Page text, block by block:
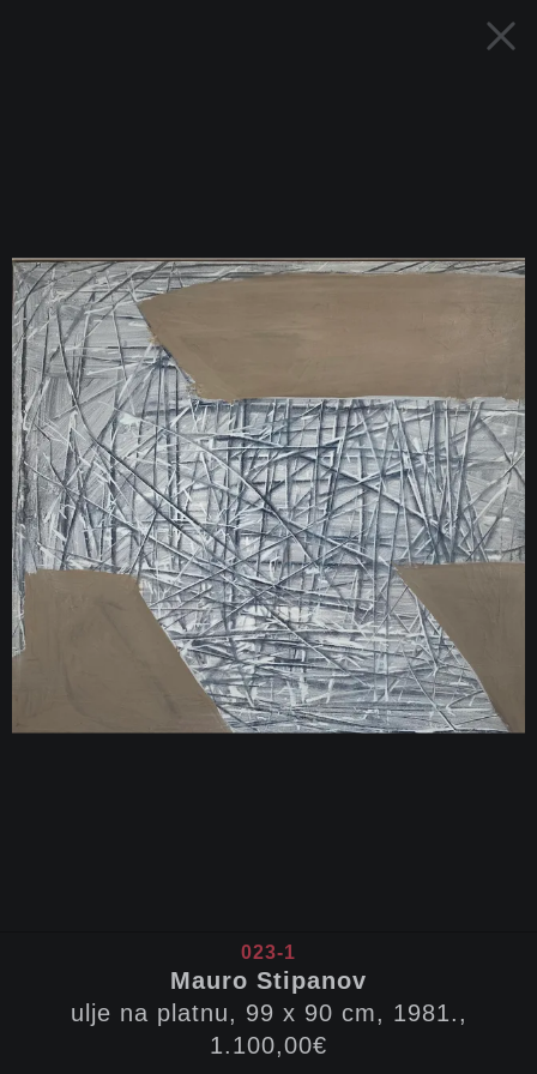
023-1
Mauro Stipanov
ulje na platnu, 99 x 90 cm, 1981.,
1.100,00€